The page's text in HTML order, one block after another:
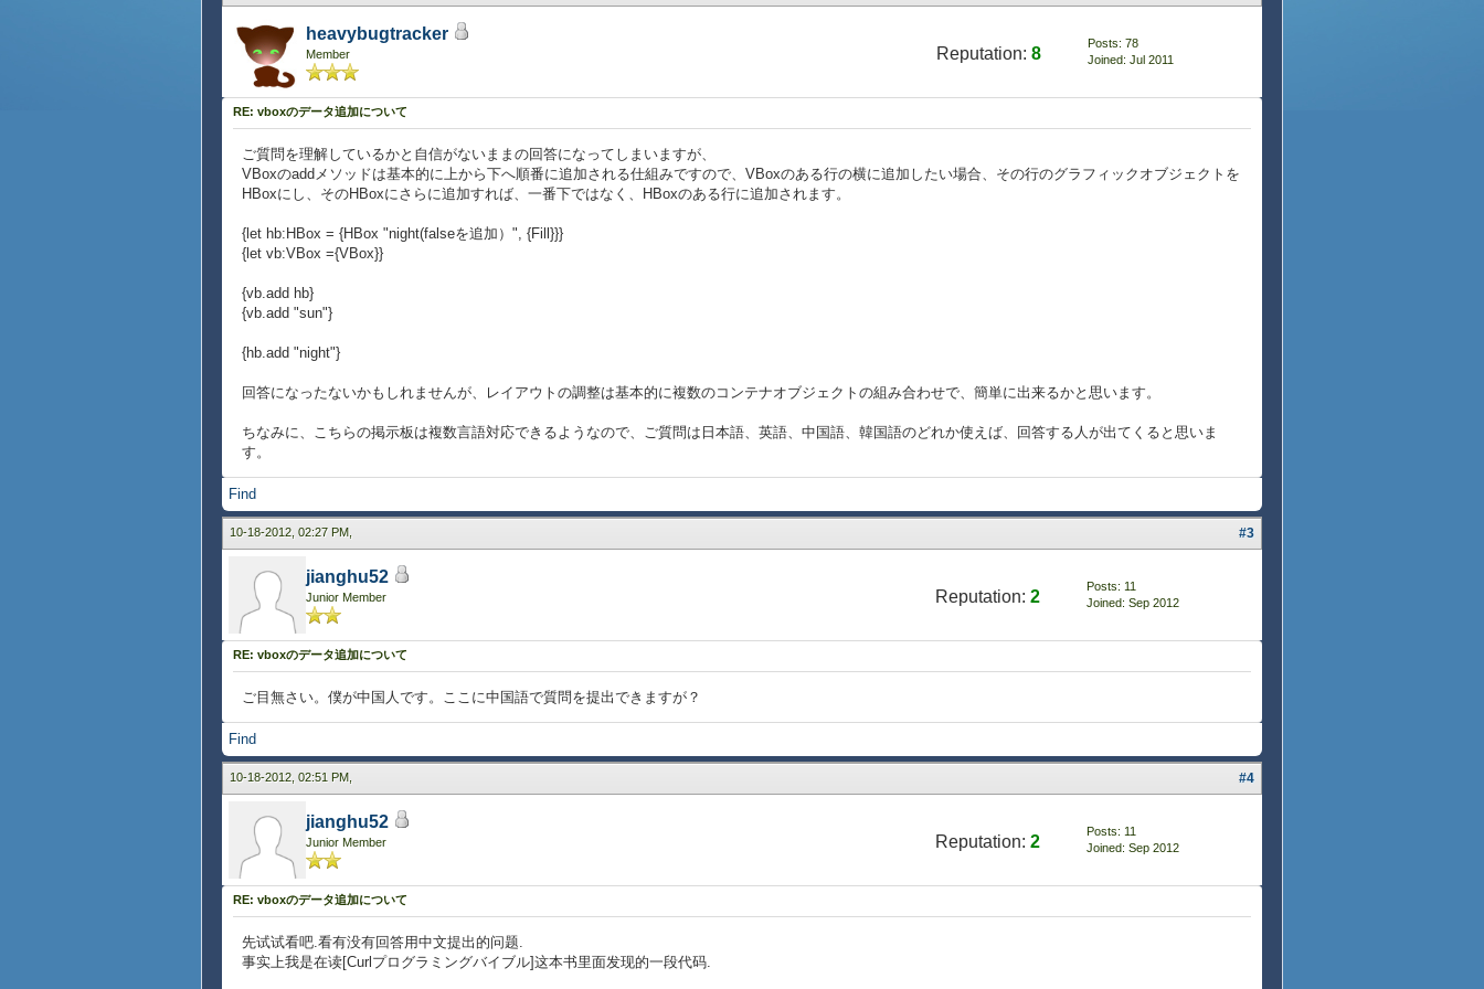
heavybugtracker
Member Reputation: 8
Posts: 78
Joined: Jul 2011
RE: vboxのデータ追加について
ご質問を理解しているかと自信がないままの回答になってしまいますが、
VBoxのaddメソッドは基本的に上から下へ順番に追加される仕組みですので、VBoxのある行の横に追加したい場合、その行のグラフィックオブジェクトを
HBoxにし、そのHBoxにさらに追加すれば、一番下ではなく、HBoxのある行に追加されます。
{let hb:HBox = {HBox "night(falseを追加）", {Fill}}}
{let vb:VBox ={VBox}}
{vb.add hb}
{vb.add "sun"}
{hb.add "night"}
回答になったないかもしれませんが、レイアウトの調整は基本的に複数のコンテナオブジェクトの組み合わせで、簡単に出来るかと思います。
ちなみに、こちらの掲示板は複数言語対応できるようなので、ご質問は日本語、英語、中国語、韓国語のどれか使えば、回答する人が出てくると思いま
す。
Find
10-18-2012, 02:27 PM, #3
jianghu52
Junior Member Reputation: 2
Posts: 11
Joined: Sep 2012
RE: vboxのデータ追加について
ご目無さい。僕が中国人です。ここに中国語で質問を提出できますが？
Find
10-18-2012, 02:51 PM, #4
jianghu52
Junior Member Reputation: 2
Posts: 11
Joined: Sep 2012
RE: vboxのデータ追加について
先试试看吧.看有没有回答用中文提出的问题.
事实上我是在读[Curlプログラミングバイブル]这本书里面发现的一段代码.